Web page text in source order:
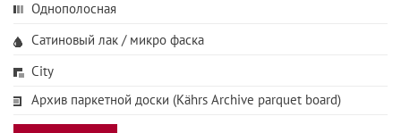
Однополосная
Сатиновый лак / микро фаска
City
Архив паркетной доски (Kährs Archive parquet board)